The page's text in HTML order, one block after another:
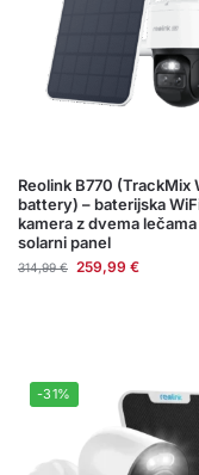
Reolink B770 (TrackMix
battery) – baterijska
kamera z dvema lečama
solarni panel
314,99€ 259,99 €
-31%